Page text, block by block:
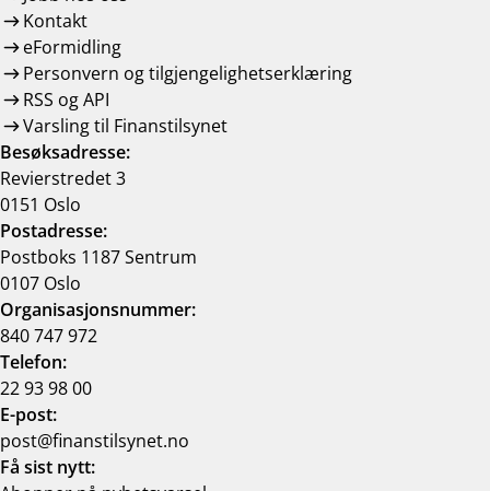
Kontakt
eFormidling
Personvern og tilgjengelighetserklæring
RSS og API
Varsling til Finanstilsynet
Besøksadresse:
Revierstredet 3
0151 Oslo
Postadresse:
Postboks 1187 Sentrum
0107 Oslo
Organisasjonsnummer:
840 747 972
Telefon:
22 93 98 00
E-post:
post@finanstilsynet.no
Få sist nytt: